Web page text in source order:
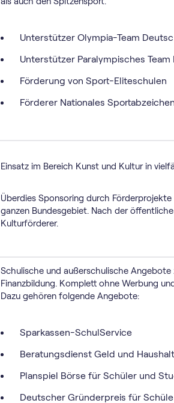
Unterstützer Olympia-Team
Unterstützer Paralympisches
Förderung von Sport-Eliteschulen
Förderer Nationales
Einsatz im Bereich Kunst und Kultur in
Überdies Sponsoring durch
ganzen Bundesgebiet. Nach der
Kulturförderer.
Schulische und außerschulische
Finanzbildung. Komplett ohne Werbung
Dazu gehören folgende Angebote:
Sparkassen-SchulService
Beratungsdienst Geld und Haushalt
Planspiel Börse für Schüler und
Deutscher Gründerpreis für